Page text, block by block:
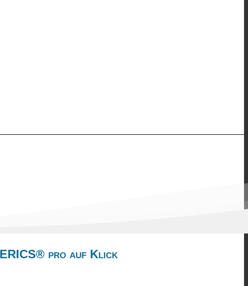
pro auf Klick